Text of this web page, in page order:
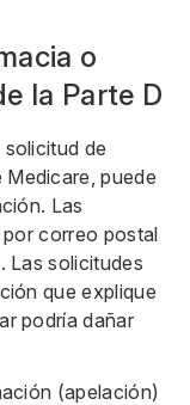
o
la Parte D
de
puede
Las
correo postal
Las solicitudes
que explique
podría dañar
(apelación)